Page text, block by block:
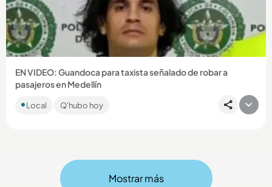
Compartir Noticia
EN VIDEO: Guandoca para taxista señalado de robar a
pasajeros en Medellín
Juan Camilo Marulanda Valencia, de 34 años, es sindicado de
hurtar a cinco personas en diciembre de 2025....
Local Q'hubo hoy
Mostrar más